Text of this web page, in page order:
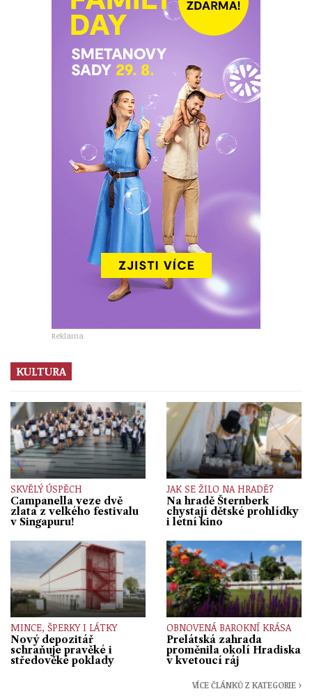
Reklama
KULTURA
SKVĚLÝ ÚSPĚCH
Campanella veze dvě
zlata z velkého festivalu
v Singapuru!
JAK SE ŽILO NA HRADĚ?
Na hradě Šternberk
chystají dětské prohlídky
i letní kino
MINCE, ŠPERKY I LÁTKY
Nový depozitář
schraňuje pravěké i
středověké poklady
OBNOVENÁ BAROKNÍ KRÁSA
Prelátská zahrada
proměnila okolí Hradiska
v kvetoucí ráj
VÍCE ČLÁNKŮ Z KATEGORIE ›